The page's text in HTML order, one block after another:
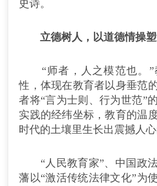
史诗。
立德树人，以道德情操
“师者，人之模范也。”
性，体现在教育者以身垂范
者将“言为士则、行为世范”
实践的经纬坐标，教育的温
时代的土壤里生长出震撼人心
“人民教育家”、中国政法
藩以“激活传统法律文化”为